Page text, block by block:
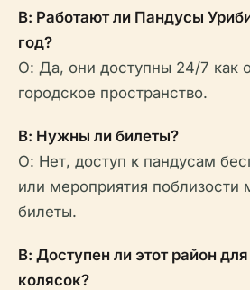
В: Работают ли Пандусы
год?
О: Да, они доступны 24/7 как
городское пространство.
В: Нужны ли билеты?
О: Нет, доступ к пандусам
или мероприятия поблизости
билеты.
В: Доступен ли этот район
колясок?